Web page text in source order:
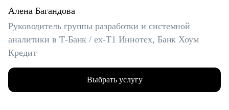
Алена Багандова
Руководитель группы разработки и системной
аналитики в Т-Банк / ex-T1 Иннотех, Банк Хоум
Кредит
Выбрать услугу